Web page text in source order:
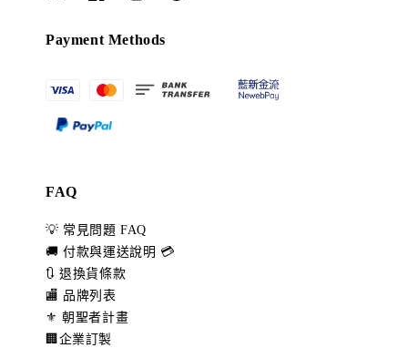
Payment Methods
FAQ
💡 常見問題 FAQ
🚚 付款與運送說明 💳
🔃 退換貨條款
🏬 品牌列表
⚜️ 朝聖者計畫
🏢企業訂製